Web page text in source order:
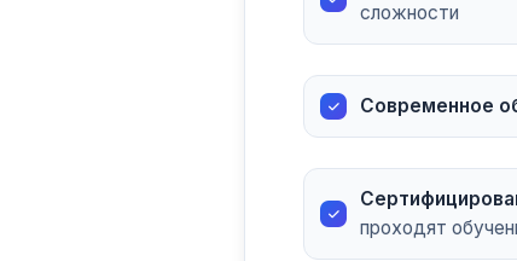
сложности
Современное
проходят